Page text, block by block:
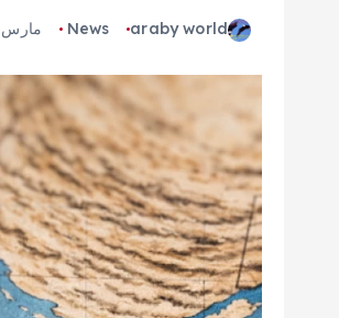
araby world
News مارس 1, 2026